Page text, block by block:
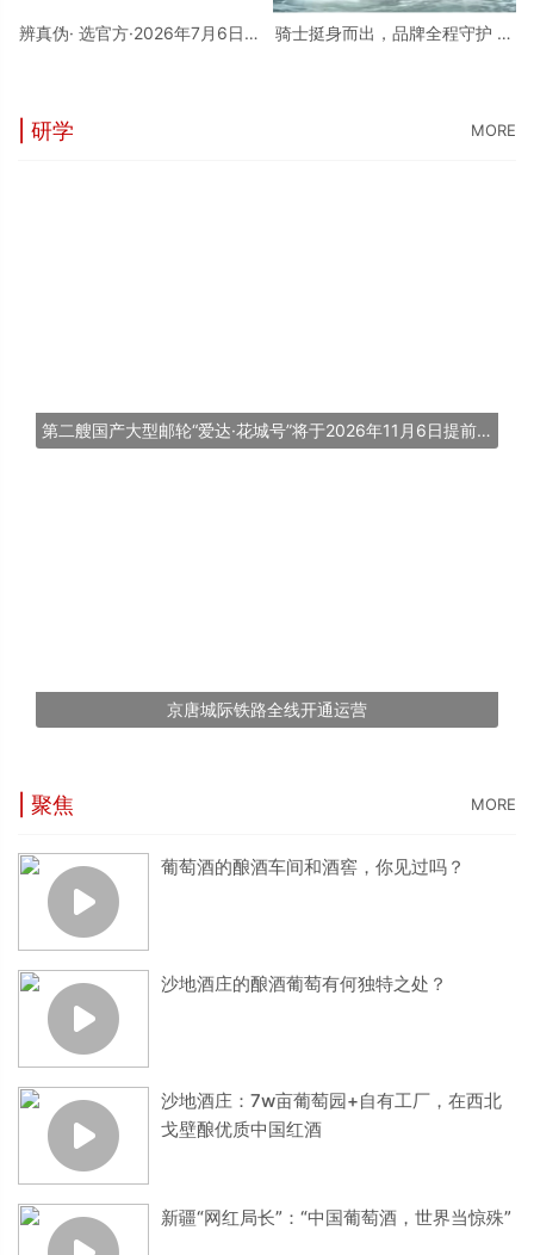
辨真伪· 选官方·2026年7月6日最
骑士挺身而出，品牌全程守护 庞
| 研学 MORE
第二艘国产大型邮轮“爱达·花城号”将于2026年11月6日提前交付
京唐城际铁路全线开通运营
| 聚焦 MORE
葡萄酒的酿酒车间和酒窖，你见过吗？
沙地酒庄的酿酒葡萄有何独特之处？
沙地酒庄：7w亩葡萄园+自有工厂，在西北
戈壁酿优质中国红酒
新疆“网红局长”：“中国葡萄酒，世界当惊殊”